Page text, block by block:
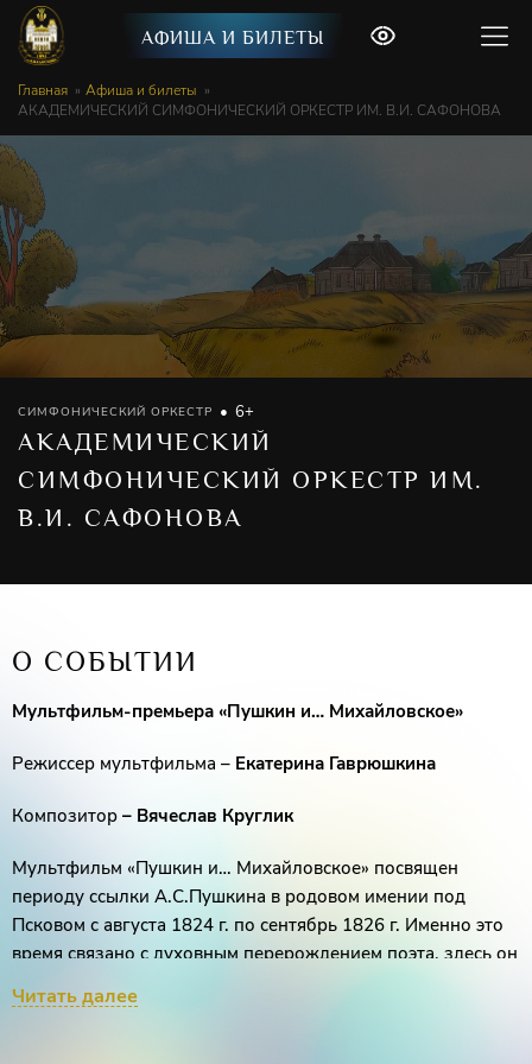
АФИША И БИЛЕТЫ
Главная
Афиша и билеты
АКАДЕМИЧЕСКИЙ СИМФОНИЧЕСКИЙ ОРКЕСТР ИМ. В.И. САФОНОВА
СИМФОНИЧЕСКИЙ ОРКЕСТР 6+
АКАДЕМИЧЕСКИЙ
СИМФОНИЧЕСКИЙ ОРКЕСТР ИМ.
В.И. САФОНОВА
О СОБЫТИИ
Мультфильм-премьера «Пушкин и… Михайловское»
Режиссер мультфильма – Екатерина Гаврюшкина
Композитор – Вячеслав Круглик
Мультфильм «Пушкин и… Михайловское» посвящен
периоду ссылки А.С.Пушкина в родовом имении под
Псковом с августа 1824 г. по сентябрь 1826 г. Именно это
время связано с духовным перерождением поэта, здесь он
Читать далее